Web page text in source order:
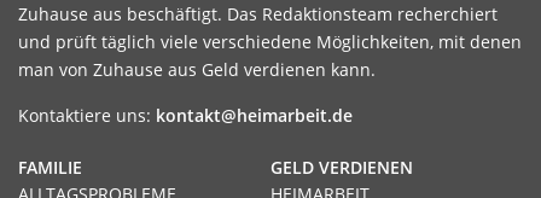
Zuhause aus beschäftigt. Das Redaktionsteam recherchiert
und prüft täglich viele verschiedene Möglichkeiten, mit denen
man von Zuhause aus Geld verdienen kann.
Kontaktiere uns: kontakt@heimarbeit.de
GELD VERDIENEN
HEIMARBEIT
FAMILIE
ALLTAGSPROBLEME